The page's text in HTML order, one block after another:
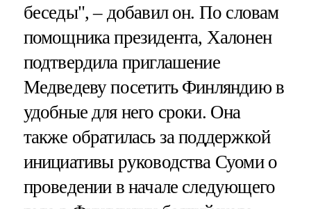
беседы", – добавил он. По словам
помощника президента, Халонен
подтвердила приглашение
Медведеву посетить Финляндию в
удобные для него сроки. Она
также обратилась за поддержкой
инициативы руководства Суоми о
проведении в начале следующего